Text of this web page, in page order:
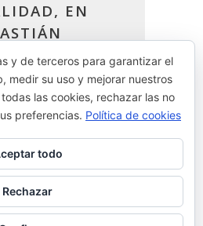
EN
2015
en San Sebastián
y de terceros para garantizar el
medir su uso y mejorar nuestros
las cookies, rechazar las no
preferencias. Política de cookies
todo
Rechazar